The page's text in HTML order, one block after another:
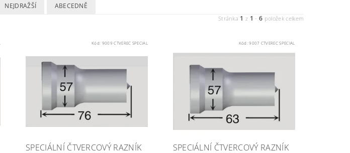
NEJDRAŽŠÍ ABECEDNĚ
Stránka 1 z 1 -6 položek celkem
Kód: 9009 CTVEREC SPECIAL
SPECIÁLNÍ ČTVERCOVÝ RAZNÍK
Kód:9007 CTVEREC SPECIAL
SPECIÁLNÍ ČTVERCOVÝ RAZNÍK